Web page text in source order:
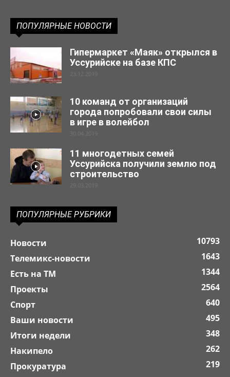
ПОПУЛЯРНЫЕ НОВОСТИ
Гипермаркет «Маяк» открылся в
Уссурийске на базе КПС
23.12.2019
10 команд от организаций
города попробовали свои силы
в игре в волейбол
30.04.2019
11 многодетных семей
Уссурийска получили землю под
строительство
29.03.2019
ПОПУЛЯРНЫЕ РУБРИКИ
Новости
10793
Телемикс-новости
1643
Есть на ТМ
1344
Проекты
2564
Спорт
640
Ваши новости
495
Итоги недели
348
Накипело
262
Прокуратура
219